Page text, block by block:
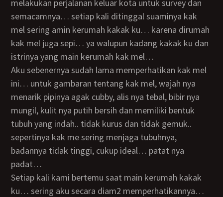
melakukan perjalanan keluar kota untuk survey dan
semacamnya… setiap kali ditinggal suaminya kak
mel sering amin kerumah kakak ku… karena dirumah
kak mel juga sepi… ya walupun kadang kakak ku dan
istrinya yang main kerumah kak mel…
Aku sebenernya sudah lama memperhatikan kak mel
ini… untuk gambaran tentang kak mel, wajah nya
menarik pipinya agak cubby, alis nya tebal, bibir nya
mungil, kulit nya putih bersih dan memiliki bentuk
tubuh yang indah.. tidak kurus dan tidak gemuk..
sepertinya kak me sering menjaga tubuhnya,
badannya tidak tinggi, cukup ideal… patat nya
padat…
Setiap kali kami bertemu saat main kerumah kakak
ku… sering aku secara diam2 memperhatikannya…